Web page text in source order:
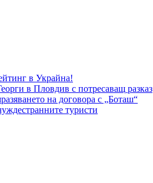
в Украйна!
в Пловдив с потресаващ разказ
на договора с „Боташ“
туристи